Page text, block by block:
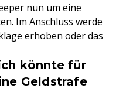
nun um eine
Im Anschluss werde
erhoben oder das
könnte für
Geldstrafe